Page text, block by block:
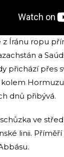
z Íránu ropu
a
přichází přes
dnů přibývá.
ve
linii.